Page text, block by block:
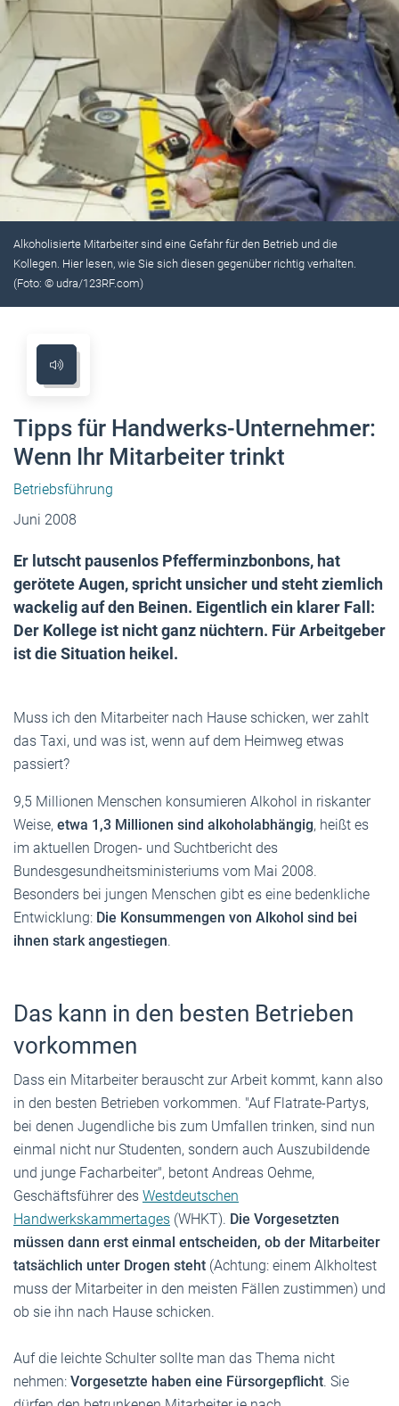
Alkoholisierte Mitarbeiter sind eine Gefahr für den Betrieb und die
Kollegen. Hier lesen, wie Sie sich diesen gegenüber richtig verhalten.
(Foto: © udra/123RF.com)
Tipps für Handwerks-Unternehmer:
Wenn Ihr Mitarbeiter trinkt
Betriebsführung
Juni 2008
Er lutscht pausenlos Pfefferminzbonbons, hat
gerötete Augen, spricht unsicher und steht ziemlich
wackelig auf den Beinen. Eigentlich ein klarer Fall:
Der Kollege ist nicht ganz nüchtern. Für Arbeitgeber
ist die Situation heikel.
Muss ich den Mitarbeiter nach Hause schicken, wer zahlt
das Taxi, und was ist, wenn auf dem Heimweg etwas
passiert?
9,5 Millionen Menschen konsumieren Alkohol in riskanter
Weise, etwa 1,3 Millionen sind alkoholabhängig, heißt es
im aktuellen Drogen- und Suchtbericht des
Bundesgesundheitsministeriums vom Mai 2008.
Besonders bei jungen Menschen gibt es eine bedenkliche
Entwicklung: Die Konsummengen von Alkohol sind bei
ihnen stark angestiegen.
Das kann in den besten Betrieben
vorkommen
Dass ein Mitarbeiter berauscht zur Arbeit kommt, kann also
in den besten Betrieben vorkommen. "Auf Flatrate-Partys,
bei denen Jugendliche bis zum Umfallen trinken, sind nun
einmal nicht nur Studenten, sondern auch Auszubildende
und junge Facharbeiter", betont Andreas Oehme,
Geschäftsführer des Westdeutschen
Handwerkskammertages (WHKT). Die Vorgesetzten
müssen dann erst einmal entscheiden, ob der Mitarbeiter
tatsächlich unter Drogen steht (Achtung: einem Alkholtest
muss der Mitarbeiter in den meisten Fällen zustimmen) und
ob sie ihn nach Hause schicken.
Auf die leichte Schulter sollte man das Thema nicht
nehmen: Vorgesetzte haben eine Fürsorgepflicht. Sie